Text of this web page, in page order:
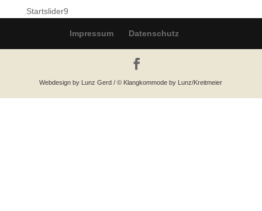
Startslider9
Impressum Datenschutz
Webdesign by Lunz Gerd / © Klangkommode by Lunz/Kreitmeier